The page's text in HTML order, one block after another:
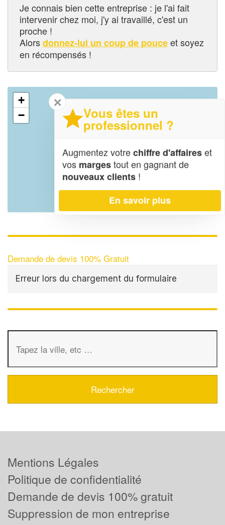
Je connais bien cette entreprise : je l'ai fait
intervenir chez moi, j'y ai travaillé, c'est un
proche !
Alorsdonnez-lui un coup de pouceet soyez
en récompensés !
+
−
OpenStreetMap contributors,
Demande de devis 100% Gratuit
Erreur lors du chargement du formulaire
✕
Vous êtes un
professionnel ?
Augmentez votrechiffre d'affaireset
vos margestout en gagnant de
nouveaux clients !
En savoir plus
Mentions Légales
Politique de confidentialité
Demande de devis 100% gratuit
Suppression de mon entreprise